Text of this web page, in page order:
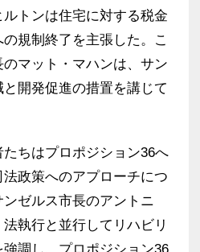
トンは住宅に対する税金
規制終了を主張した。こ
マット・マハンは、サン
開発促進の措置を講じて
ちはプロポジション36へ
政策へのアプローチにつ
ゼルス市長のアントニ
執行と並行してリハビリ